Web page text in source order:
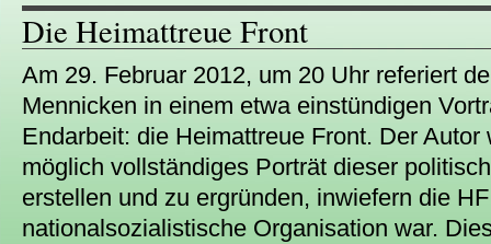
Die Heimattreue Front
Am 29. Februar 2012, um 20 Uhr referiert
Mennicken in einem etwa einstündigen
Endarbeit: die Heimattreue Front. Der
möglich vollständiges Porträt dieser
erstellen und zu ergründen, inwiefern die
nationalsozialistische Organisation war.